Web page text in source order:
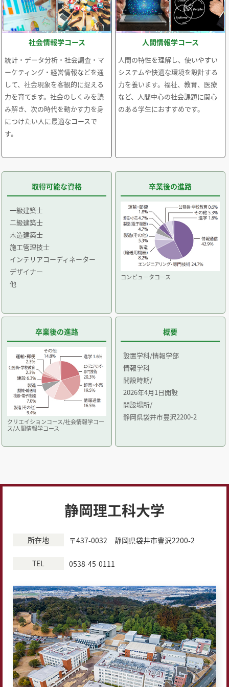
社会情報学コース
統計・データ分析・社会調査・マ
ーケティング・経営情報などを通
して、社会現象を客観的に捉える
力を育てます。社会のしくみを読
み解き、次の時代を動かす力を身
につけたい人に最適なコースで
す。
人間情報学コース
人間の特性を理解し、使いやすい
システムや快適な環境を設計する
力を養います。福祉、教育、医療
など、人間中心の社会課題に関心
のある学生におすすめです。
取得可能な資格
一級建築士
二級建築士
木造建築士
施工管理技士
インテリアコーディネーター
デザイナー
他
卒業後の進路
コンピュータコース
卒業後の進路
クリエイションコース/社会情報学コー
ス/人間情報学コース
概要
設置学科/情報学部
情報学科
開設時期/
2026年4月1日開設
開設場所/
静岡県袋井市豊沢2200-2
静岡理工科大学
所在地 〒437-0032 静岡県袋井市豊沢2200-2
TEL 0538-45-0111